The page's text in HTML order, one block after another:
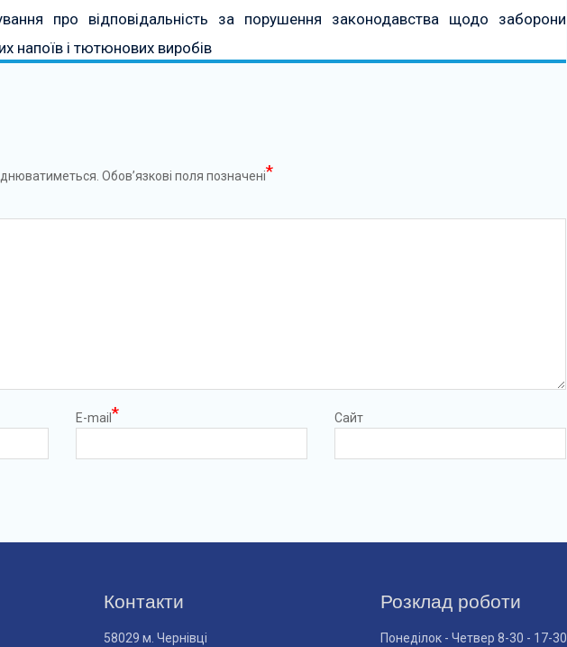
про відповідальність за порушення законодавства щодо заборони
напоїв і тютюнових виробів
Обов’язкові поля позначені*
E-mail * Сайт
Контакти
58029 м. Чернівці
Розклад роботи
Понеділок - Четвер 8-30 - 17-30